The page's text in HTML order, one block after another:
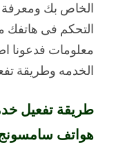
الخاص بك ومعرفة
التحكم فى
معلومات فدعونا
الخدمه وطريقة
هواتف